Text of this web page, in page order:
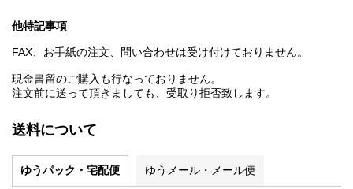
他特記事項
FAX、お手紙の注文、問い合わせは受け付けておりません。
現金書留のご購入も行なっておりません。
注文前に送って頂きましても、受取り拒否致します。
送料について
ゆうパック・宅配便 ゆうメール・メール便